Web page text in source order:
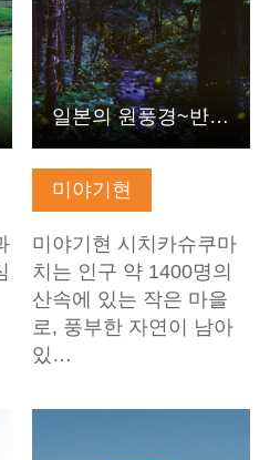
미야기현
미야기현 시치카슈쿠마
치는 인구 약 1400명의
산속에 있는 작은 마을
로, 풍부한 자연이 남아
있…
일본의 원풍경~반딧불 감상~